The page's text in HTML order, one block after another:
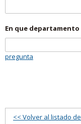
En que
pregunta
<< Volver al listado